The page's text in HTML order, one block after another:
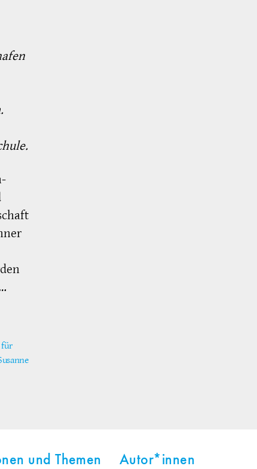
für
und Themen Autor*innen